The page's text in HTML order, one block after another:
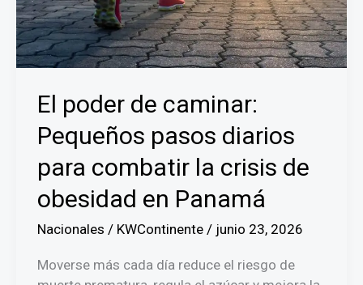
El poder de caminar:
Pequeños pasos diarios
para combatir la crisis de
obesidad en Panamá
Nacionales / KWContinente / junio 23, 2026
Moverse más cada día reduce el riesgo de